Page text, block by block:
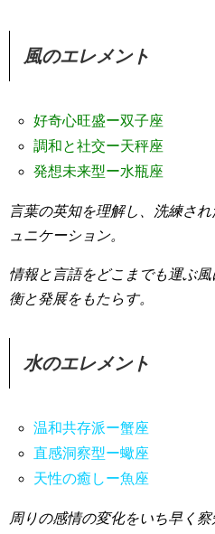
風のエレメント
好奇心旺盛ー双子座
調和と社交ー天秤座
発想未来型ー水瓶座
言葉の英知を理解し、洗練さ
ュニケーション。
情報と言語をどこまでも運ぶ
衡と発展をもたらす。
水のエレメント
温和共存派ー蟹座
直感洞察型ー蠍座
天性の癒しー魚座
周りの感情の変化をいち早く察